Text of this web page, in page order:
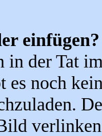
einfügen?
in der Tat
es noch